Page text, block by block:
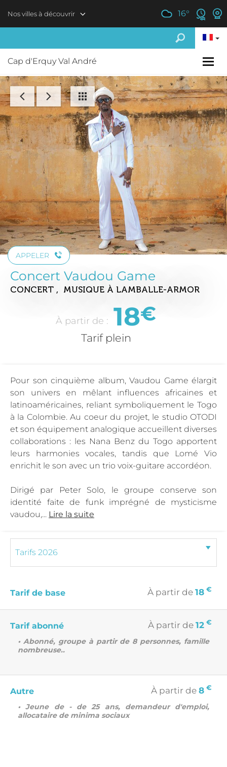
Nos villes à découvrir 16°
Cap d'Erquy Val André
APPELER
Concert Vaudou Game
CONCERT , MUSIQUE À LAMBALLE-ARMOR
À partir de : 18€
Tarif plein
Pour son cinquième album, Vaudou Game élargit
son univers en mêlant influences africaines et
latinoaméricaines, reliant symboliquement le Togo
à la Colombie. Au coeur du projet, le studio OTODI
et son équipement analogique accueillent diverses
collaborations : les Nana Benz du Togo apportent
leurs harmonies vocales, tandis que Lomé Vio
enrichit le son avec un trio voix-guitare accordéon.
Dirigé par Peter Solo, le groupe conserve son
identité faite de funk imprégné de mysticisme
vaudou,... Lire la suite
Tarif de base À partir de 18 €
Tarif abonné À partir de 12 €
• Abonné, groupe à partir de 8 personnes, famille
nombreuse..
Autre À partir de 8 €
• Jeune de - de 25 ans, demandeur d'emploi,
allocataire de minima sociaux